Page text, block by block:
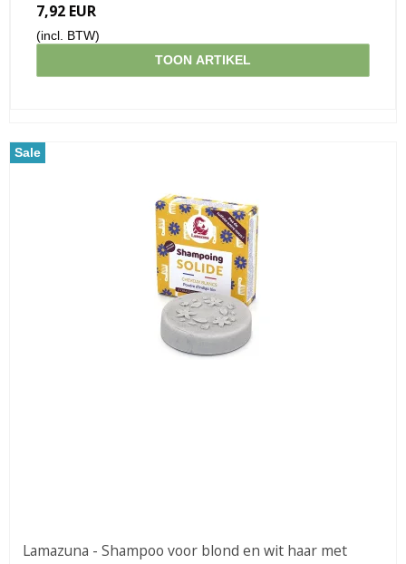
7,92 EUR
(incl. BTW)
TOON ARTIKEL
Sale
Lamazuna - Shampoo voor blond en wit haar met